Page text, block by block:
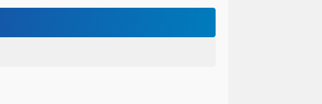
Pisah Sambut Kapolres, Yota Balad Tekankan Pentingnya Sinergi Jaga Kondusivitas Daerah